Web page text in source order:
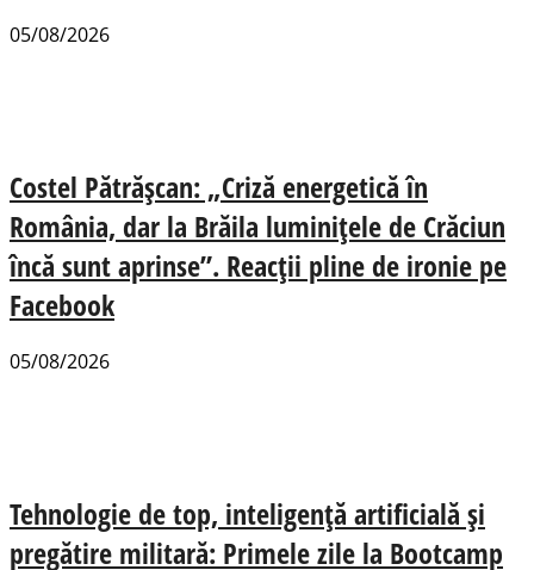
05/08/2026
Costel Pătrășcan: „Criză energetică în
România, dar la Brăila luminițele de Crăciun
încă sunt aprinse”. Reacții pline de ironie pe
Facebook
05/08/2026
Tehnologie de top, inteligență artificială și
pregătire militară: Primele zile la Bootcamp